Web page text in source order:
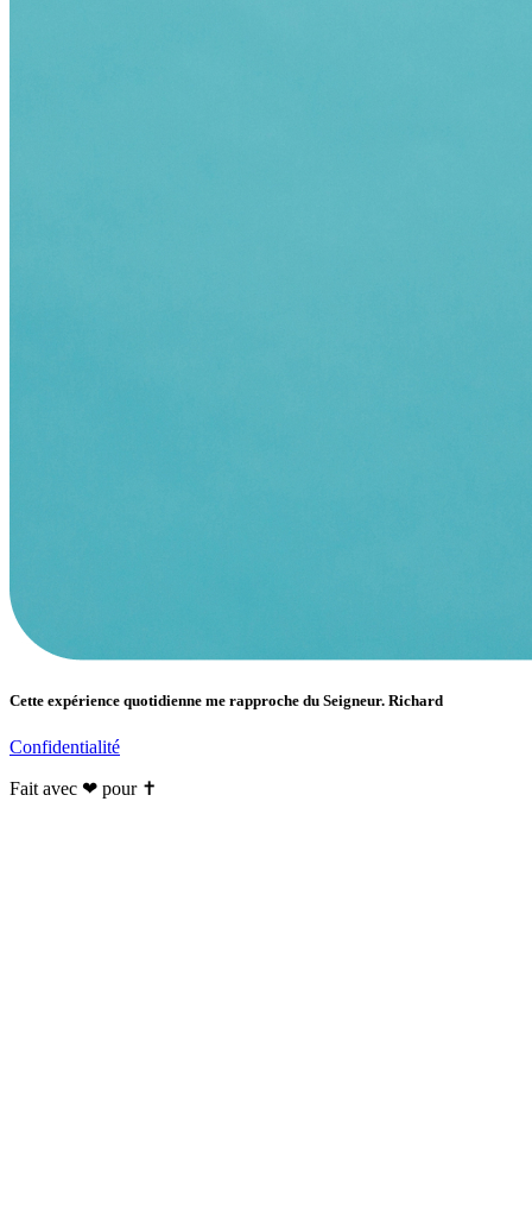
Cette expérience quotidienne me rapproche du Seigneur. Richard
Confidentialité
Fait avec ❤ pour ✝️️